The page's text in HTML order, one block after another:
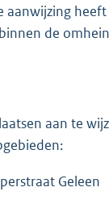
aanwijzing
de
aan te
Geleen